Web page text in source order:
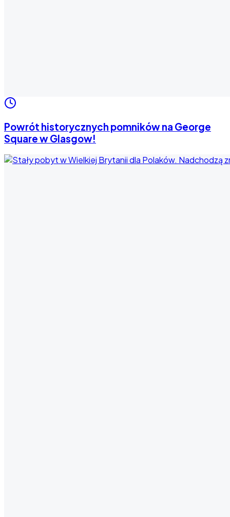
Powrót historycznych pomników na George
Square w Glasgow!